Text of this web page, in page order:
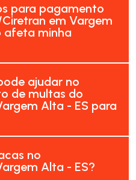
para pagamento
em Vargem
afeta minha
ajudar no
de multas do
Alta - ES para
no
Alta - ES?